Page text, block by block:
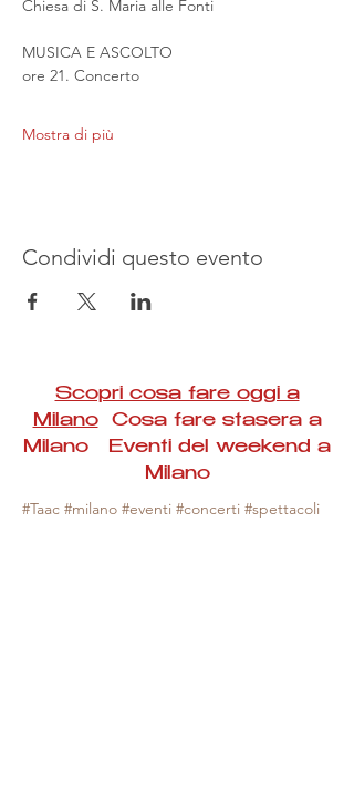
Chiesa di S. Maria alle Fonti
MUSICA E ASCOLTO
ore 21. Concerto
Mostra di più
Condividi questo evento
Scopri cosa fare oggi a
MilanoCosa fare stasera a
Milano Eventi del weekend a
Milano
#Taac #milano #eventi #concerti #spettacoli